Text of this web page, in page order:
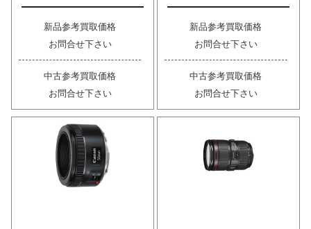
新品参考買取価格
お問合せ下さい
中古参考買取価格
お問合せ下さい
新品参考買取価格
お問合せ下さい
中古参考買取価格
お問合せ下さい